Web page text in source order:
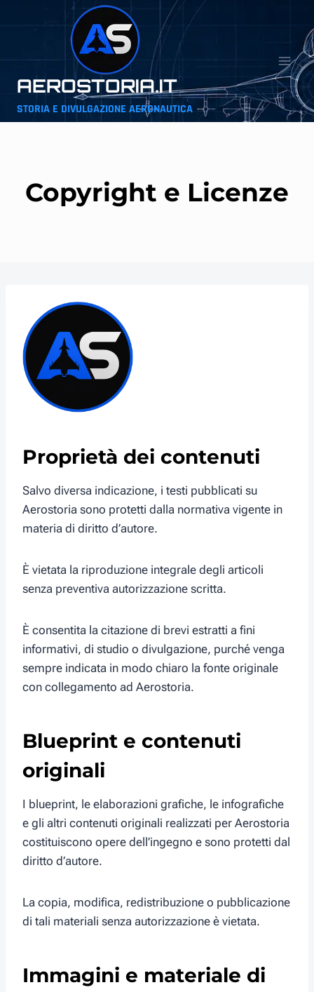
AEROSTORIA.IT
STORIA E DIVULGAZIONE AERONAUTICA
Copyright e Licenze
Proprietà dei contenuti
Salvo diversa indicazione, i testi pubblicati su
Aerostoria sono protetti dalla normativa vigente in
materia di diritto d’autore.
È vietata la riproduzione integrale degli articoli
senza preventiva autorizzazione scritta.
È consentita la citazione di brevi estratti a fini
informativi, di studio o divulgazione, purché venga
sempre indicata in modo chiaro la fonte originale
con collegamento ad Aerostoria.
Blueprint e contenuti
originali
I blueprint, le elaborazioni grafiche, le infografiche
e gli altri contenuti originali realizzati per Aerostoria
costituiscono opere dell’ingegno e sono protetti dal
diritto d’autore.
La copia, modifica, redistribuzione o pubblicazione
di tali materiali senza autorizzazione è vietata.
Immagini e materiale di